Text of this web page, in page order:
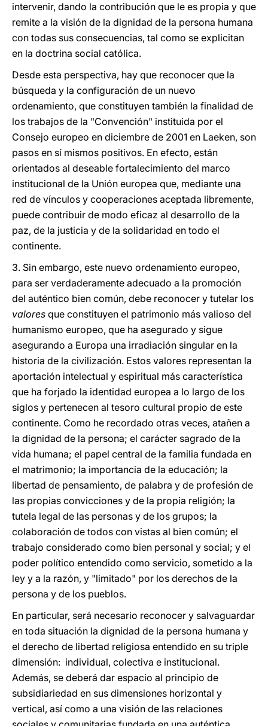
intervenir, dando la contribución que le es propia y que
remite a la visión de la dignidad de la persona humana
con todas sus consecuencias, tal como se explicitan
en la doctrina social católica.
Desde esta perspectiva, hay que reconocer que la
búsqueda y la configuración de un nuevo
ordenamiento, que constituyen también la finalidad de
los trabajos de la "Convención" instituida por el
Consejo europeo en diciembre de 2001 en Laeken, son
pasos en sí mismos positivos. En efecto, están
orientados al deseable fortalecimiento del marco
institucional de la Unión europea que, mediante una
red de vínculos y cooperaciones aceptada libremente,
puede contribuir de modo eficaz al desarrollo de la
paz, de la justicia y de la solidaridad en todo el
continente.
3. Sin embargo, este nuevo ordenamiento europeo,
para ser verdaderamente adecuado a la promoción
del auténtico bien común, debe reconocer y tutelar los
valores que constituyen el patrimonio más valioso del
humanismo europeo, que ha asegurado y sigue
asegurando a Europa una irradiación singular en la
historia de la civilización. Estos valores representan la
aportación intelectual y espiritual más característica
que ha forjado la identidad europea a lo largo de los
siglos y pertenecen al tesoro cultural propio de este
continente. Como he recordado otras veces, atañen a
la dignidad de la persona; el carácter sagrado de la
vida humana; el papel central de la familia fundada en
el matrimonio; la importancia de la educación; la
libertad de pensamiento, de palabra y de profesión de
las propias convicciones y de la propia religión; la
tutela legal de las personas y de los grupos; la
colaboración de todos con vistas al bien común; el
trabajo considerado como bien personal y social; y el
poder político entendido como servicio, sometido a la
ley y a la razón, y "limitado" por los derechos de la
persona y de los pueblos.
En particular, será necesario reconocer y salvaguardar
en toda situación la dignidad de la persona humana y
el derecho de libertad religiosa entendido en su triple
dimensión: individual, colectiva e institucional.
Además, se deberá dar espacio al principio de
subsidiariedad en sus dimensiones horizontal y
vertical, así como a una visión de las relaciones